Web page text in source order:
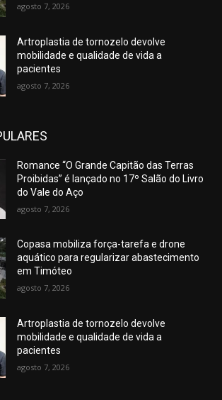
agosto 7, 2026
Artroplastia de tornozelo devolve
mobilidade e qualidade de vida a
pacientes
agosto 7, 2026
Romance “O Grande Capitão das Terras
Proibidas” é lançado no 17º Salão do Livro
do Vale do Aço
agosto 7, 2026
Copasa mobiliza força-tarefa e drone
aquático para regularizar abastecimento
em Timóteo
agosto 7, 2026
Artroplastia de tornozelo devolve
mobilidade e qualidade de vida a
pacientes
agosto 7, 2026